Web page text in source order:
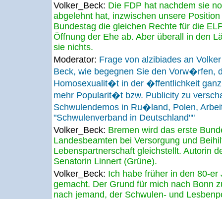
Volker_Beck: Die FDP hat nachdem sie
abgelehnt hat, inzwischen unsere
Bundestag die gleichen Rechte für die
Öffnung der Ehe ab. Aber überall in den
sie nichts.
Moderator: Frage von alzibiades an
Beck, wie begegnen Sie den Vorw�rfen,
Homosexualit�t in der �ffentlichkeit
mehr Popularit�t bzw. Publicity zu
Schwulendemos in Ru�land, Polen,
"Schwulenverband in Deutschland""
Volker_Beck: Bremen wird das erste
Landesbeamten bei Versorgung und
Lebenspartnerschaft gleichstellt. Autorin
Senatorin Linnert (Grüne).
Volker_Beck: Ich habe früher in den 80-
gemacht. Der Grund für mich nach Bonn
nach jemand, der Schwulen- und